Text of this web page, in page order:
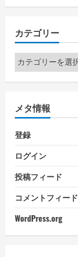
カテゴリー
カ
テ
ゴ
ー
メタ情報
登録
ログイン
投稿フィード
コメントフィード
WordPress.org